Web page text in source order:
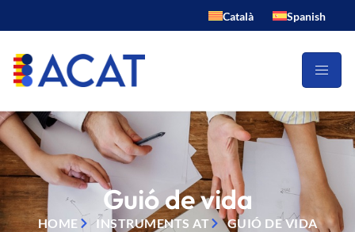
Català Spanish
Guió de vida
HOME INSTRUMENTS AT GUIÓ DE VIDA